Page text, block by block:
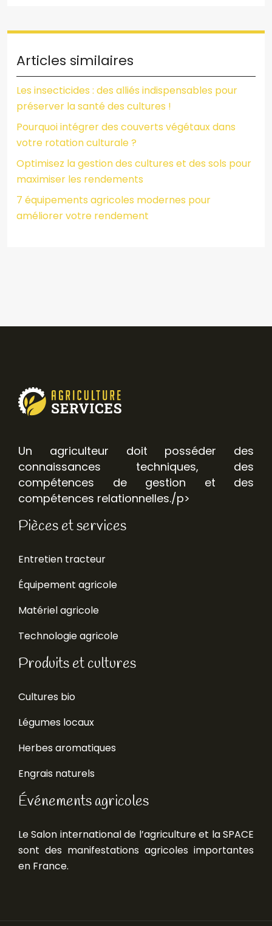
Articles similaires
Les insecticides : des alliés indispensables pour
préserver la santé des cultures !
Pourquoi intégrer des couverts végétaux dans
votre rotation culturale ?
Optimisez la gestion des cultures et des sols pour
maximiser les rendements
7 équipements agricoles modernes pour
améliorer votre rendement
Un agriculteur doit posséder des
connaissances techniques, des
compétences de gestion et des
compétences relationnelles./p>
Pièces et services
Entretien tracteur
Équipement agricole
Matériel agricole
Technologie agricole
Produits et cultures
Cultures bio
Légumes locaux
Herbes aromatiques
Engrais naturels
Événements agricoles
Le Salon international de l’agriculture et la SPACE
sont des manifestations agricoles importantes
en France.